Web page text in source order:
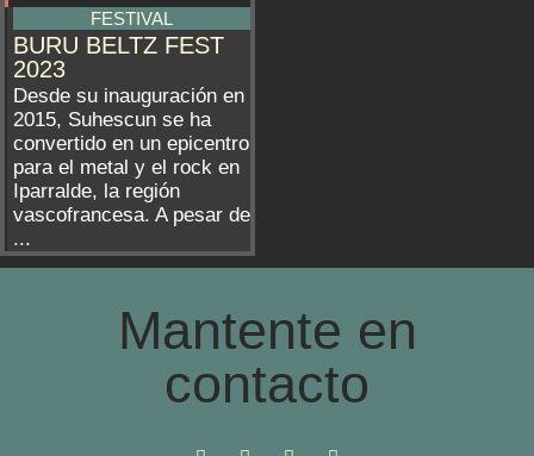
FESTIVAL
BURU BELTZ FEST
2023
Desde su inauguración en
2015, Suhescun se ha
convertido en un epicentro
para el metal y el rock en
Iparralde, la región
vascofrancesa. A pesar de
...
Mantente en
contacto